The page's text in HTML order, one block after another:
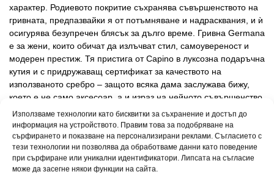
Използваме технологии като бисквитки за съхранение и достъп до
информация на устройството. Правим това за подобряване на
сърфирането и показване на персонализирани реклами. Съгласието с
тези технологии ни позволява да обработваме данни като поведение
при сърфиране или уникални идентификатори. Липсата на съгласие
може да засегне някои функции на сайта.
характер. Родиевото покритие съхранява съвършенството на
гривната, предпазвайки я от потъмняване и надрасквания, и ѝ
осигурява безупречен блясък за дълго време. Гривна Germana
е за жени, които обичат да излъчват стил, самоувереност и
модерен престиж. Тя пристига от Capino в луксозна подаръчна
кутия и с придружаващ сертификат за качеството на
използваното сребро – защото всяка дама заслужава бижу,
което е не само аксесоар, а и израз на нейното съвършенство.